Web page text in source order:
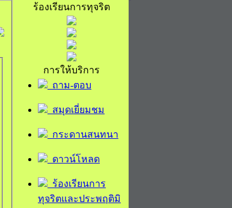
ร้องเรียนการทุจริต
การให้บริการ
ถาม-ตอบ
สมุดเยี่ยมชม
กระดานสนทนา
ดาวน์โหลด
ร้องเรียนการ
ทุจริตและประพฤติมิ